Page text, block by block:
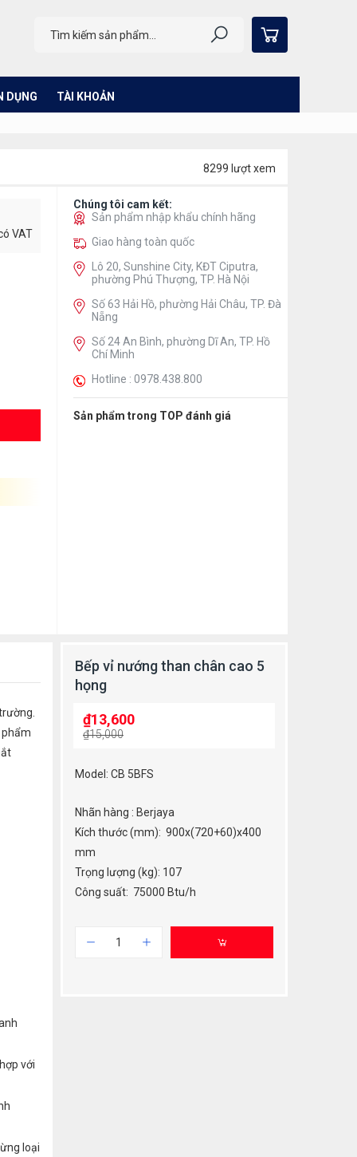
DỤNG TÀI KHOẢN
8299 lượt xem
VAT
Chúng tôi cam kết:
Sản phẩm nhập khẩu chính hãng
Giao hàng toàn quốc
Lô 20, Sunshine City, KĐT Ciputra,
phường Phú Thượng, TP. Hà Nội
Số 63 Hải Hồ, phường Hải Châu, TP. Đà
Nẵng
Số 24 An Bình, phường Dĩ An, TP. Hồ
Chí Minh
Hotline : 0978.438.800
Sản phẩm trong TOP đánh giá
phẩm
với
loại
Bếp vỉ nướng than chân cao 5
họng
₫15,000
₫13,600
Model: CB 5BFS
Nhãn hàng : Berjaya
Kích thước (mm): 900x(720+60)x400
mm
Trọng lượng (kg): 107
Công suất: 75000 Btu/h